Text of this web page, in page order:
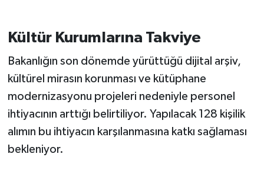
Kültür Kurumlarına Takviye
Bakanlığın son dönemde yürüttüğü dijital arşiv,
kültürel mirasın korunması ve kütüphane
modernizasyonu projeleri nedeniyle personel
ihtiyacının arttığı belirtiliyor. Yapılacak 128 kişilik
alımın bu ihtiyacın karşılanmasına katkı sağlaması
bekleniyor.